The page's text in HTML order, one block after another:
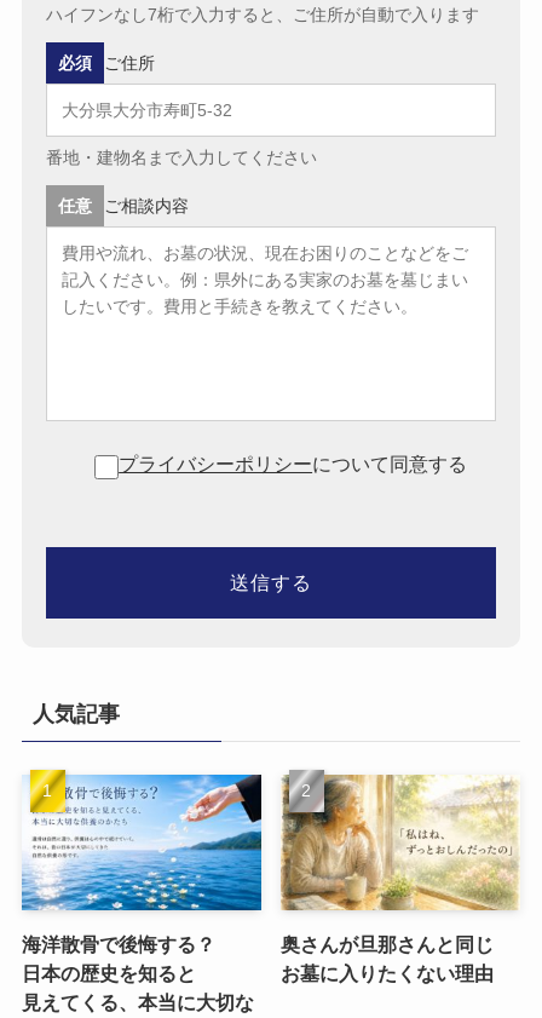
ハイフンなし7桁で入力すると、ご住所が自動で入ります
ご住所
必須
番地・建物名まで入力してください
ご相談内容
任意
プライバシーポリシーについて同意する
人気記事
海洋散骨で​後悔する？​
日本の​歴史を​知ると​
見えてくる、​本当に​大切な​
奥さんが​旦那さんと​同じ​
お墓に​入りたくない​理由